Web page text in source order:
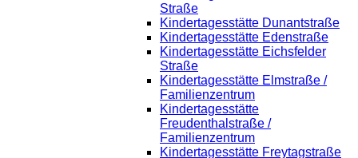
Straße
Kindertagesstätte Dunantstraße
Kindertagesstätte Edenstraße
Kindertagesstätte Eichsfelder
Straße
Kindertagesstätte Elmstraße /
Familienzentrum
Kindertagesstätte
Freudenthalstraße /
Familienzentrum
Kindertagesstätte Freytagstraße